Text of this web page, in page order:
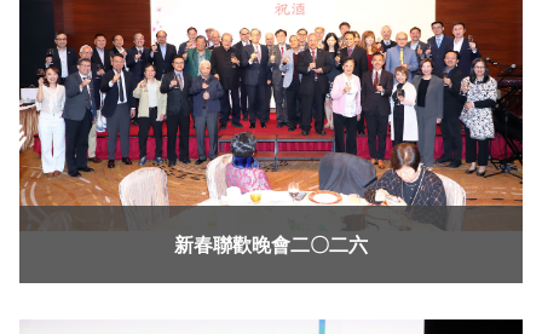
新春聯歡晚會二〇二六